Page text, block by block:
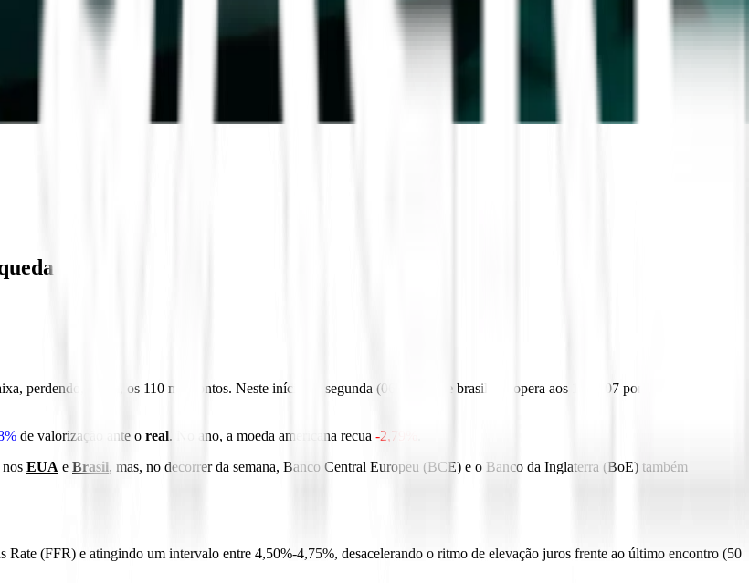
perdendo, assim, os 110 mil pontos. Neste início de segunda (06), o índice brasileiro opera aos 107.707 pontos com
de valorização ante o real. No ano, a moeda americana recua -2,79%
EUA e Brasil, mas, no decorrer da semana, Banco Central Europeu (BCE) e o Banco da Inglaterra (BoE) também
(FFR) e atingindo um intervalo entre 4,50%-4,75%, desacelerando o ritmo de elevação juros frente ao último encontro (50